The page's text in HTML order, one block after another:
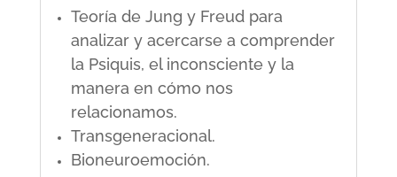
Teoría de Jung y Freud para
analizar y acercarse a comprender
la Psiquis, el inconsciente y la
manera en cómo nos
relacionamos.
Transgeneracional.
Bioneuroemoción.